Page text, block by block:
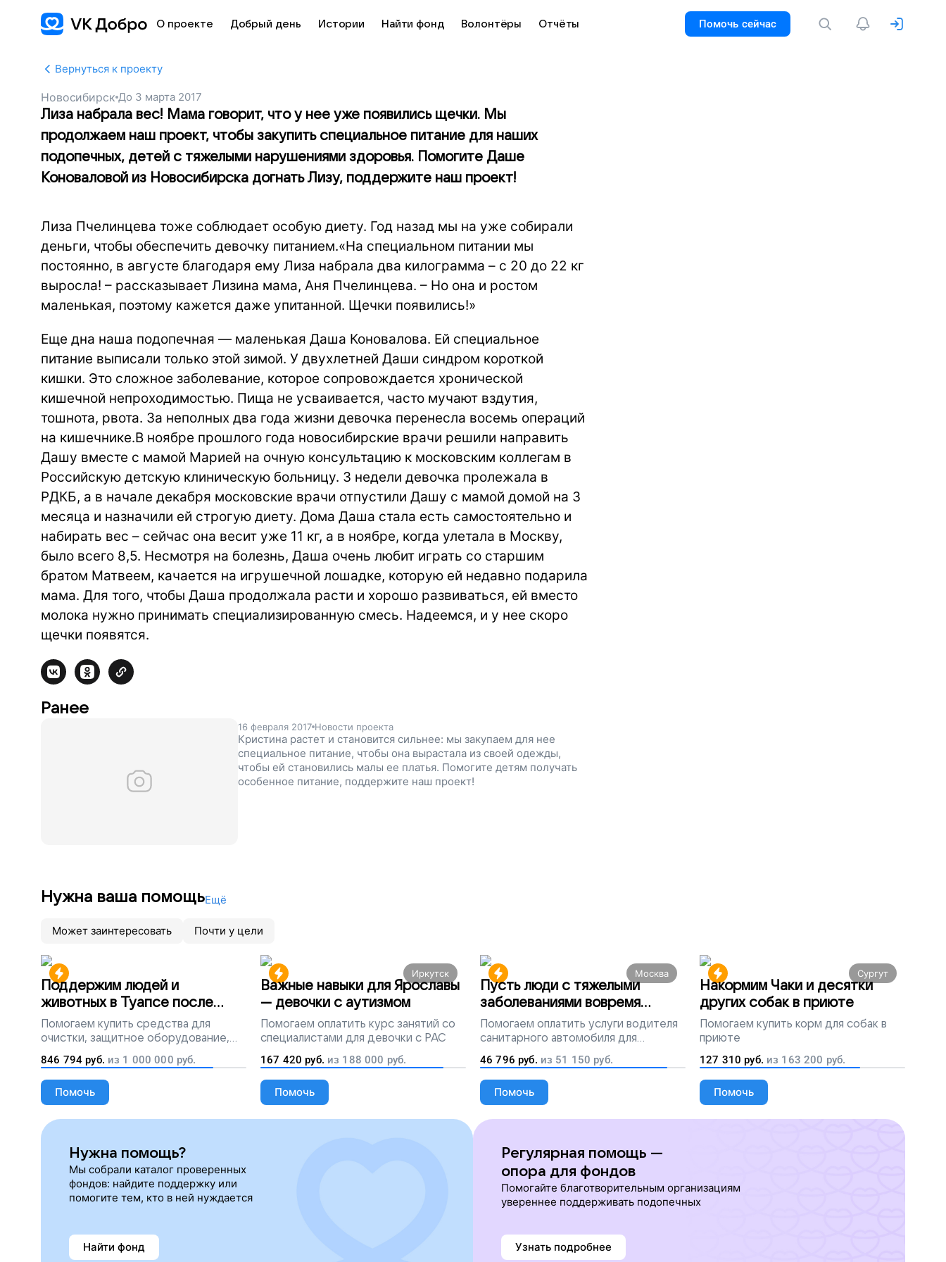
О проекте Добрый день Истории Найти фонд Волонтёры Отчёты Помочь сейчас
Вернуться к проекту
Новосибирск До 3 марта 2017
Лиза набрала вес! Мама говорит, что у нее уже появились щечки. Мы
продолжаем наш проект, чтобы закупить специальное питание для наших
подопечных, детей с тяжелыми нарушениями здоровья. Помогите Даше
Коноваловой из Новосибирска догнать Лизу, поддержите наш проект!
Лиза Пчелинцева тоже соблюдает особую диету. Год назад мы на уже собирали
деньги, чтобы обеспечить девочку питанием.«На специальном питании мы
постоянно, в августе благодаря ему Лиза набрала два килограмма – с 20 до 22 кг
выросла! – рассказывает Лизина мама, Аня Пчелинцева. – Но она и ростом
маленькая, поэтому кажется даже упитанной. Щечки появились!»
Еще дна наша подопечная — маленькая Даша Коновалова. Ей специальное
питание выписали только этой зимой. У двухлетней Даши синдром короткой
кишки. Это сложное заболевание, которое сопровождается хронической
кишечной непроходимостью. Пища не усваивается, часто мучают вздутия,
тошнота, рвота. За неполных два года жизни девочка перенесла восемь операций
на кишечнике.В ноябре прошлого года новосибирские врачи решили направить
Дашу вместе с мамой Марией на очную консультацию к московским коллегам в
Российскую детскую клиническую больницу. 3 недели девочка пролежала в
РДКБ, а в начале декабря московские врачи отпустили Дашу с мамой домой на 3
месяца и назначили ей строгую диету. Дома Даша стала есть самостоятельно и
набирать вес – сейчас она весит уже 11 кг, а в ноябре, когда улетала в Москву,
было всего 8,5. Несмотря на болезнь, Даша очень любит играть со старшим
братом Матвеем, качается на игрушечной лошадке, которую ей недавно подарила
мама. Для того, чтобы Даша продолжала расти и хорошо развиваться, ей вместо
молока нужно принимать специализированную смесь. Надеемся, и у нее скоро
щечки появятся.
Ранее
16 февраля 2017 Новости проекта
Кристина растет и становится сильнее: мы закупаем для нее
специальное питание, чтобы она вырастала из своей одежды,
чтобы ей становились малы ее платья. Помогите детям получать
особенное питание, поддержите наш проект!
Нужна ваша помощьЕщё
Может заинтересовать Почти у цели
Поддержим людей и
животных в Туапсе после
разлива мазута
Помогаем купить средства для
очистки, защитное оборудование,
лекарства, корм и предметы первой
необходимости
846 794 руб. из 1 000 000 руб.
Помочь
Иркутск
Важные навыки для Ярославы
— девочки с аутизмом
Помогаем оплатить курс занятий со
специалистами для девочки с РАС
167 420 руб. из 188 000 руб.
Помочь
Москва
Пусть люди с тяжелыми
заболеваниями вовремя
попадут на лечение
Помогаем оплатить услуги водителя
санитарного автомобиля для
перевозки тяжелобольных людей
46 796 руб. из 51 150 руб.
Помочь
Сургут
Накормим Чаки и десятки
других собак в приюте
Помогаем купить корм для собак в
приюте
127 310 руб. из 163 200 руб.
Помочь
Нужна помощь?
Мы собрали каталог проверенных
фондов: найдите поддержку или
помогите тем, кто в ней нуждается
Найти фонд
Регулярная помощь —
опора для фондов
Помогайте благотворительным организациям
увереннее поддерживать подопечных
Узнать подробнее